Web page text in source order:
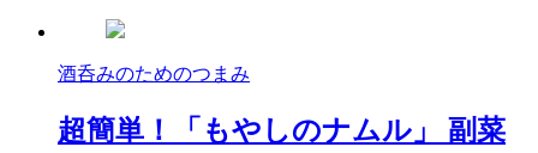
酒呑みのためのつまみ
超簡単！「もやしのナムル」 副菜